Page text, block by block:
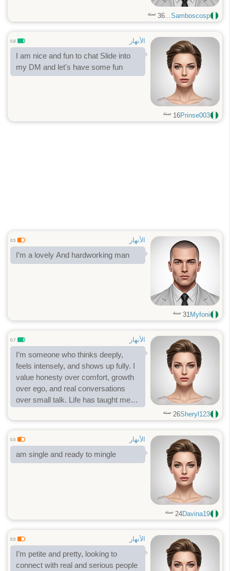
Samboscosp...
36 سنة
الأنهار 0.8
I am nice and fun to chat Slide into
my DM and let's have some fun
Prinse003
16 سنة
الأنهار 0.5
I’m a lovely And hardworking man
Myfoni
31 سنة
الأنهار 0.7
I’m someone who thinks deeply,
feels intensely, and shows up fully. I
value honesty over comfort, growth
over ego, and real conversations
over small talk. Life has taught me
perfect—but I am intentional. I know
I’m still evolving.
Sheryl123
26 سنة
الأنهار 0.5
am single and ready to mingle
Davina19
24 سنة
الأنهار 0.5
I’m petite and pretty, looking to
connect with real and serious people